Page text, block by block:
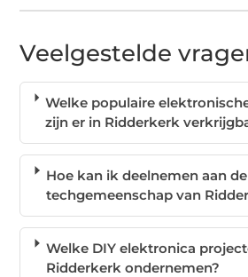
Veelgestelde
Welke populaire
zijn er in Ridderkerk
Hoe kan ik deelnemen aan de
techgemeenschap van
Welke DIY elektronica
Ridderkerk ondernemen?